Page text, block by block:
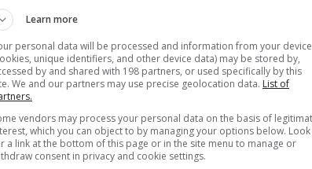
financiamiento. La claridad en el propósito también
los resultados. Saber exactamente por qué y para qué
Learn more
personal data will be processed and information from your device
unique identifiers, and other device data) may be stored by,
by and shared with 198 partners, or used specifically by this
We and our partners may use precise geolocation data. List of
vendors may process your personal data on the basis of
which you can object to by managing your options below. Look
a link at the bottom of this page or in the site menu to manage or
consent in privacy and cookie settings.